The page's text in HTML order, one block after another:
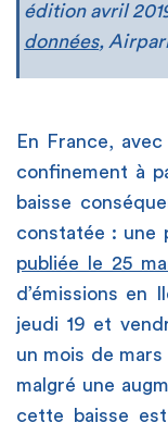
édition avril
données,
En France,
confinement à
baisse
constatée : une
publiée le 25
d’émissions en
jeudi 19 et
un mois de
malgré une
cette baisse